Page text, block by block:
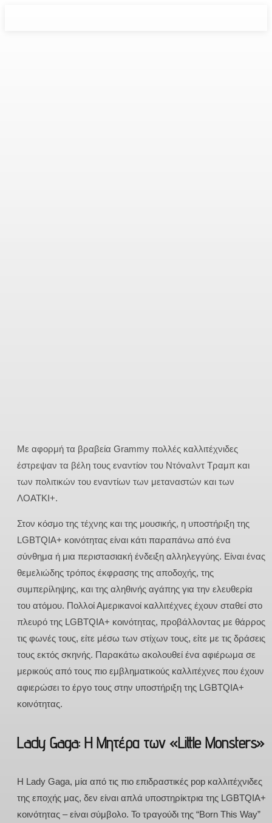
Με αφορμή τα βραβεία Grammy πολλές καλλιτέχνιδες
έστρεψαν τα βέλη τους εναντίον του Ντόναλντ Τραμπ και
των πολιτικών του εναντίων των μεταναστών και των
ΛΟΑΤΚΙ+.
Στον κόσμο της τέχνης και της μουσικής, η υποστήριξη της
LGBTQIA+ κοινότητας είναι κάτι παραπάνω από ένα
σύνθημα ή μια περιστασιακή ένδειξη αλληλεγγύης. Είναι ένας
θεμελιώδης τρόπος έκφρασης της αποδοχής, της
συμπερίληψης, και της αληθινής αγάπης για την ελευθερία
του ατόμου. Πολλοί Αμερικανοί καλλιτέχνες έχουν σταθεί στο
πλευρό της LGBTQIA+ κοινότητας, προβάλλοντας με θάρρος
τις φωνές τους, είτε μέσω των στίχων τους, είτε με τις δράσεις
τους εκτός σκηνής. Παρακάτω ακολουθεί ένα αφιέρωμα σε
μερικούς από τους πιο εμβληματικούς καλλιτέχνες που έχουν
αφιερώσει το έργο τους στην υποστήριξη της LGBTQIA+
κοινότητας.
Lady Gaga: Η Μητέρα των «Little Monsters»
Η Lady Gaga, μία από τις πιο επιδραστικές pop καλλιτέχνιδες
της εποχής μας, δεν είναι απλά υποστηρίκτρια της LGBTQIA+
κοινότητας – είναι σύμβολο. Το τραγούδι της “Born This Way”